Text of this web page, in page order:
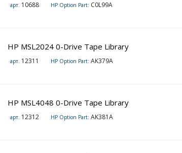
арт. 10688 HP Option Part: C0L99A
HP MSL2024 0-Drive Tape Library
арт. 12311 HP Option Part: AK379A
HP MSL4048 0-Drive Tape Library
арт. 12312 HP Option Part: AK381A